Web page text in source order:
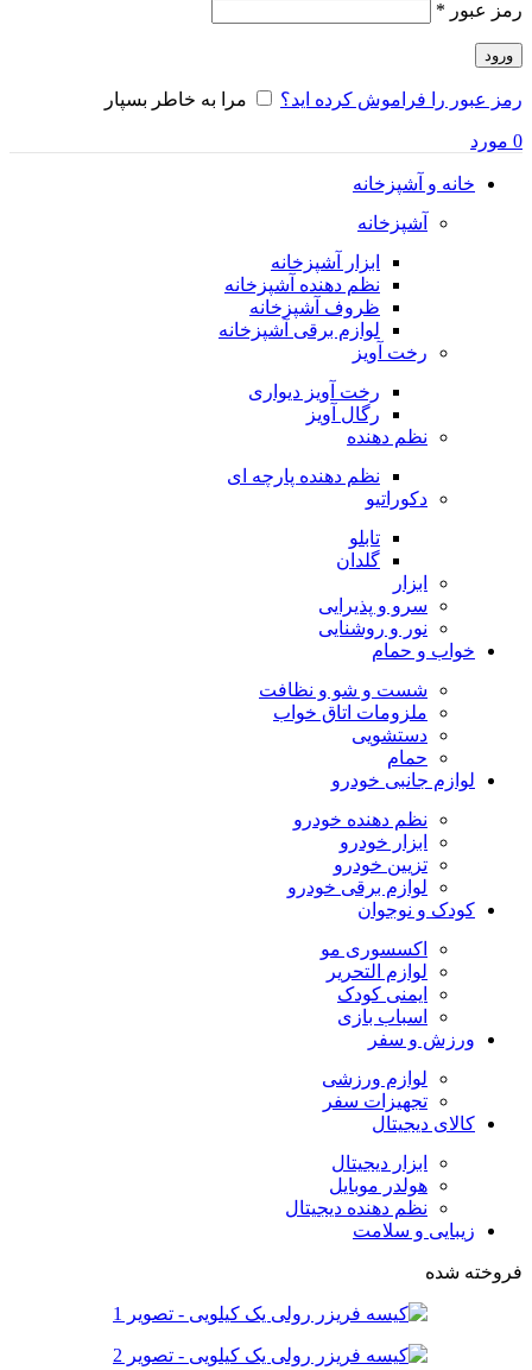
رمز عبور *
ورود
رمز عبور را فراموش کرده اید؟ مرا به خاطر بسپار
0 مورد
خانه و آشپزخانه
آشپزخانه
ابزار آشپزخانه
نظم دهنده آشپزخانه
ظروف آشپزخانه
لوازم برقی آشپزخانه
رخت آویز
رخت آویز دیواری
رگال آویز
نظم دهنده
نظم دهنده پارچه ای
دکوراتیو
تابلو
گلدان
ابزار
سرو و پذیرایی
نور و روشنایی
خواب و حمام
شست و شو و نظافت
ملزومات اتاق خواب
دستشویی
حمام
لوازم جانبی خودرو
نظم دهنده خودرو
ابزار خودرو
تزیین خودرو
لوازم برقی خودرو
کودک و نوجوان
اکسسوری مو
لوازم التحریر
ایمنی کودک
اسباب بازی
ورزش و سفر
لوازم ورزشی
تجهیزات سفر
کالای دیجیتال
ابزار دیجیتال
هولدر موبایل
نظم دهنده دیجیتال
زیبایی و سلامت
فروخته شده